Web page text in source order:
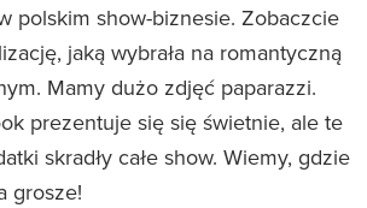
polskim show-biznesie. Zobaczcie
jaką wybrała na romantyczną
Mamy dużo zdjęć paparazzi.
prezentuje się się świetnie, ale te
skradły całe show. Wiemy, gdzie
grosze!